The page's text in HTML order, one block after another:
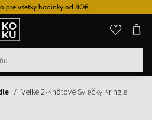
pre všetky hodinky od 80€
Veľké 2-Knôtové Sviečky Kringle